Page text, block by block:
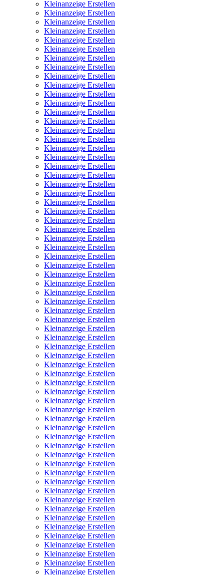
Kleinanzeige Erstellen
Kleinanzeige Erstellen
Kleinanzeige Erstellen
Kleinanzeige Erstellen
Kleinanzeige Erstellen
Kleinanzeige Erstellen
Kleinanzeige Erstellen
Kleinanzeige Erstellen
Kleinanzeige Erstellen
Kleinanzeige Erstellen
Kleinanzeige Erstellen
Kleinanzeige Erstellen
Kleinanzeige Erstellen
Kleinanzeige Erstellen
Kleinanzeige Erstellen
Kleinanzeige Erstellen
Kleinanzeige Erstellen
Kleinanzeige Erstellen
Kleinanzeige Erstellen
Kleinanzeige Erstellen
Kleinanzeige Erstellen
Kleinanzeige Erstellen
Kleinanzeige Erstellen
Kleinanzeige Erstellen
Kleinanzeige Erstellen
Kleinanzeige Erstellen
Kleinanzeige Erstellen
Kleinanzeige Erstellen
Kleinanzeige Erstellen
Kleinanzeige Erstellen
Kleinanzeige Erstellen
Kleinanzeige Erstellen
Kleinanzeige Erstellen
Kleinanzeige Erstellen
Kleinanzeige Erstellen
Kleinanzeige Erstellen
Kleinanzeige Erstellen
Kleinanzeige Erstellen
Kleinanzeige Erstellen
Kleinanzeige Erstellen
Kleinanzeige Erstellen
Kleinanzeige Erstellen
Kleinanzeige Erstellen
Kleinanzeige Erstellen
Kleinanzeige Erstellen
Kleinanzeige Erstellen
Kleinanzeige Erstellen
Kleinanzeige Erstellen
Kleinanzeige Erstellen
Kleinanzeige Erstellen
Kleinanzeige Erstellen
Kleinanzeige Erstellen
Kleinanzeige Erstellen
Kleinanzeige Erstellen
Kleinanzeige Erstellen
Kleinanzeige Erstellen
Kleinanzeige Erstellen
Kleinanzeige Erstellen
Kleinanzeige Erstellen
Kleinanzeige Erstellen
Kleinanzeige Erstellen
Kleinanzeige Erstellen
Kleinanzeige Erstellen
Kleinanzeige Erstellen